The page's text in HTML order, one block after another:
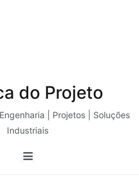
do Projeto
| Projetos | Soluções
Industriais